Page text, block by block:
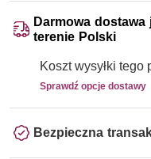
Darmowa dostawa
terenie Polski
Koszt wysyłki tego
Sprawdź opcje dostawy
Bezpieczna